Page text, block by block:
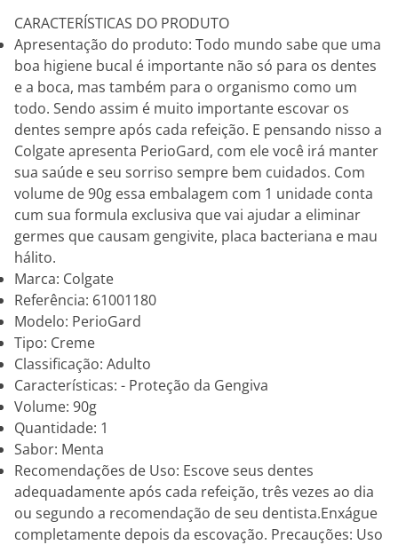
CARACTERÍSTICAS DO PRODUTO
Apresentação do produto: Todo mundo sabe que uma
boa higiene bucal é importante não só para os dentes
e a boca, mas também para o organismo como um
todo. Sendo assim é muito importante escovar os
dentes sempre após cada refeição. E pensando nisso a
Colgate apresenta PerioGard, com ele você irá manter
sua saúde e seu sorriso sempre bem cuidados. Com
volume de 90g essa embalagem com 1 unidade conta
cum sua formula exclusiva que vai ajudar a eliminar
germes que causam gengivite, placa bacteriana e mau
hálito.
Marca: Colgate
Referência: 61001180
Modelo: PerioGard
Tipo: Creme
Classificação: Adulto
Características: - Proteção da Gengiva
Volume: 90g
Quantidade: 1
Sabor: Menta
Recomendações de Uso: Escove seus dentes
adequadamente após cada refeição, três vezes ao dia
ou segundo a recomendação de seu dentista.Enxágue
completamente depois da escovação. Precauções: Uso